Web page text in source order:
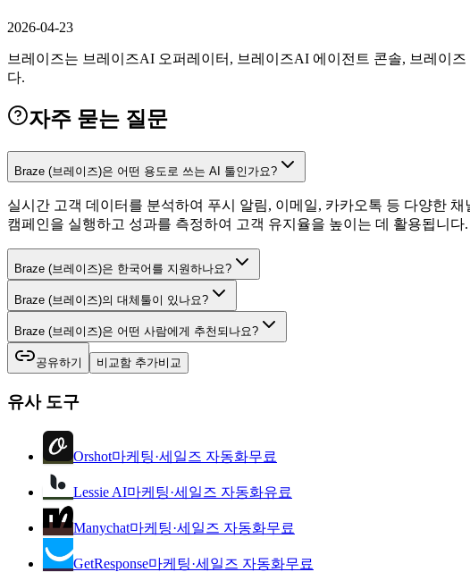
2026-04-23
브레이즈는 브레이즈AI 오퍼레이터, 브레이즈AI 에이전트 콘솔, 브레이
다.
자주 묻는 질문
Braze (브레이즈)은 어떤 용도로 쓰는 AI 툴인가요?
실시간 고객 데이터를 분석하여 푸시 알림, 이메일, 카카오톡 등 다양한
캠페인을 실행하고 성과를 측정하여 고객 유지율을 높이는 데 활용됩니다.
Braze (브레이즈)은 한국어를 지원하나요?
Braze (브레이즈)의 대체툴이 있나요?
Braze (브레이즈)은 어떤 사람에게 추천되나요?
공유하기 비교함 추가비교
유사 도구
Orshot마케팅·세일즈 자동화무료
Lessie AI마케팅·세일즈 자동화유료
Manychat마케팅·세일즈 자동화무료
GetResponse마케팅·세일즈 자동화무료